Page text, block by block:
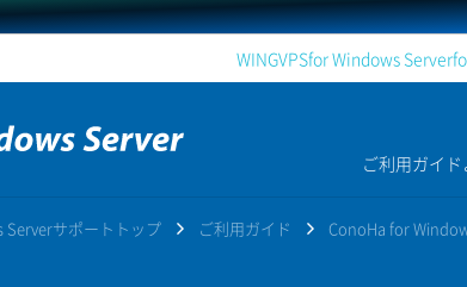
WINGVPSfor Windows Server
ご利用ガイド
サポートトップ ご利用ガイド ConoHa for